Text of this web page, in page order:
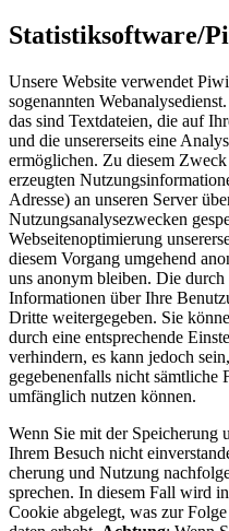
Statistiksoftware/
Unsere Website verwendet
sogenannten
das sind Textdateien, die auf
und die unsererseits eine
ermöglichen. Zu diesem
erzeugten
Adresse) an unseren Server
Nutzungsanalysezwecken
Webseitenoptimierung
diesem Vorgang umge­hend
uns anonym bleiben. Die durch
Informationen über Ihre
Dritte weitergegeben. Sie
durch eine entsprechende
verhindern, es kann jedoch
gegebenenfalls nicht sämtliche
umfänglich nutzen können.
Wenn Sie mit der Spei­che­rung
Ihrem Besuch nicht
che­rung und Nut­zung
spre­chen. In diesem Fall wird
Cookie abgelegt, was zur